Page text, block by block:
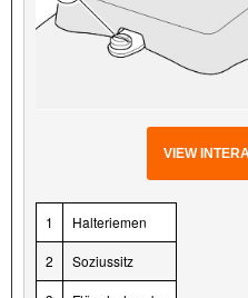
VIEW
1 Halteriemen
2 Soziussitz